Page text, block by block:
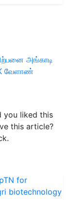
அங்காடி
வேளாண்
you liked this
this article?